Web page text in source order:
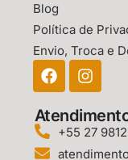
Blog
Política de
Envio, Troca e
+55 27